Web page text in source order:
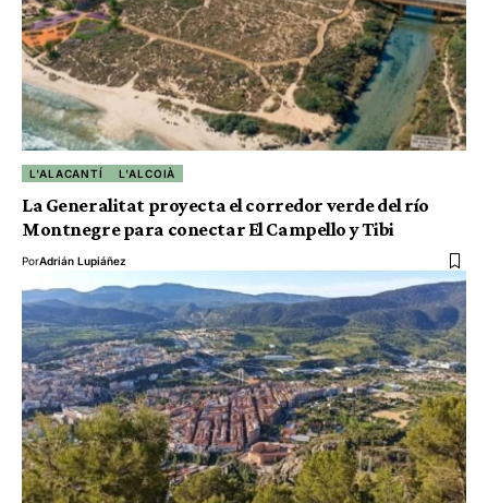
L'ALACANTÍ L'ALCOIÀ
La Generalitat proyecta el corredor verde del río
Montnegre para conectar El Campello y Tibi
PorAdrián Lupiáñez